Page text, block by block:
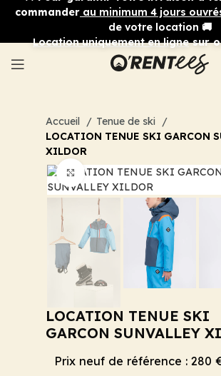
commander au minimum 4 jours
de votre location 🚚
Location uniquement en lignesur
Accueil
Tenue de ski
LOCATION TENUE SKI GARCON
XILDOR
Cliquez pour agrandir
LOCATION TENUE SKI
GARCON SUNVALLEY
Prix neuf de référence : 280